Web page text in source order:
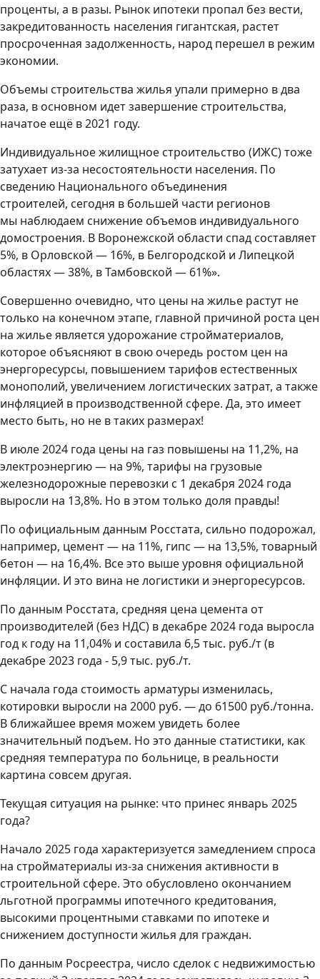
проценты, а в разы. Рынок ипотеки пропал без вести,
закредитованность населения гигантская, растет
просроченная задолженность, народ перешел в режим
экономии.
Объемы строительства жилья упали примерно в два
раза, в основном идет завершение строительства,
начатое ещё в 2021 году.
Индивидуальное жилищное строительство (ИЖС) тоже
затухает из-за несостоятельности населения. По
сведению Национального объединения
строителей, сегодня в большей части регионов
мы наблюдаем снижение объемов индивидуального
домостроения. В Воронежской области спад составляет
5%, в Орловской — 16%, в Белгородской и Липецкой
областях — 38%, в Тамбовской — 61%».
Совершенно очевидно, что цены на жилье растут не
только на конечном этапе, главной причиной роста цен
на жилье является удорожание стройматериалов,
которое объясняют в свою очередь ростом цен на
энергоресурсы, повышением тарифов естественных
монополий, увеличением логистических затрат, а также
инфляцией в производственной сфере. Да, это имеет
место быть, но не в таких размерах!
В июле 2024 года цены на газ повышены на 11,2%, на
электроэнергию — на 9%, тарифы на грузовые
железнодорожные перевозки с 1 декабря 2024 года
выросли на 13,8%. Но в этом только доля правды!
По официальным данным Росстата, сильно подорожал,
например, цемент — на 11%, гипс — на 13,5%, товарный
бетон — на 16,4%. Все это выше уровня официальной
инфляции. И это вина не логистики и энергоресурсов.
По данным Росстата, средняя цена цемента от
производителей (без НДС) в декабре 2024 года выросла
год к году на 11,04% и составила 6,5 тыс. руб./т (в
декабре 2023 года - 5,9 тыс. руб./т.
С начала года стоимость арматуры изменилась,
котировки выросли на 2000 руб. — до 61500 руб./тонна.
В ближайшее время можем увидеть более
значительный подъем. Но это данные статистики, как
средняя температура по больнице, в реальности
картина совсем другая.
Текущая ситуация на рынке: что принес январь 2025
года?
Начало 2025 года характеризуется замедлением спроса
на стройматериалы из-за снижения активности в
строительной сфере. Это обусловлено окончанием
льготной программы ипотечного кредитования,
высокими процентными ставками по ипотеке и
снижением доступности жилья для граждан.
По данным Росреестра, число сделок с недвижимостью